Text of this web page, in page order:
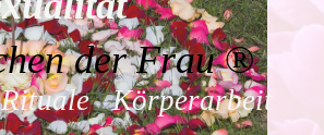
der Frau ®
Körperarbeit